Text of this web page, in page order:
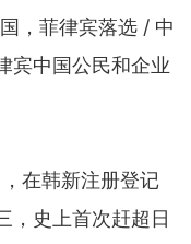
，菲律宾落选 / 中
宾中国公民和企业
在韩新注册登记
，史上首次赶超日